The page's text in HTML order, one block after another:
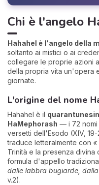
Chi è l'angelo
Hahahel è l'angelo della
soltanto ai mistici o ai
collegare le proprie azioni
della propria vita un'opera
giornate.
L'origine del nome
Hahahel è il
HaMephorash — i 72 nomi
versetti dell'Esodo (XIV,
traduce letteralmente con «
Trinità e la presenza divina
formula d'appello
dalle labbra bugiarde,
v.2).